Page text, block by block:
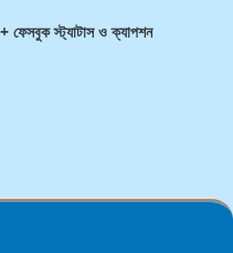
ফেসবুক স্ট্যাটাস ও ক্যাপশন